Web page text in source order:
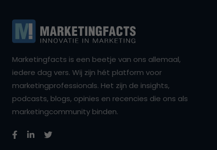
Marketingfacts is een beetje van ons allemaal,
iedere dag vers. Wij zijn hét platform voor
marketingprofessionals. Het zijn de insights,
podcasts, blogs, opinies en recencies die ons als
marketingcommunity binden.